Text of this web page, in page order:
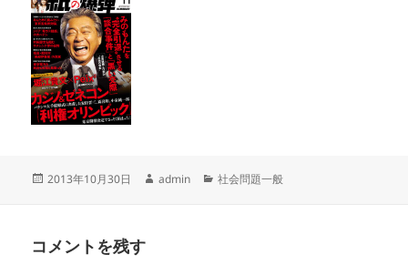
投
2013年10月30日
作
admin
カ
社会問題一般
コメントを残す